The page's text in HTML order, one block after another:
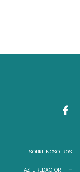
SOBRE NOSOTROS
HAZTE REDACTOR